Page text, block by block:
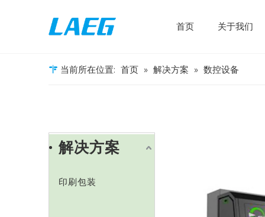
首页 关于我们
当前所在位置: 首页 » 解决方案 » 数控设备
解决方案
印刷包装